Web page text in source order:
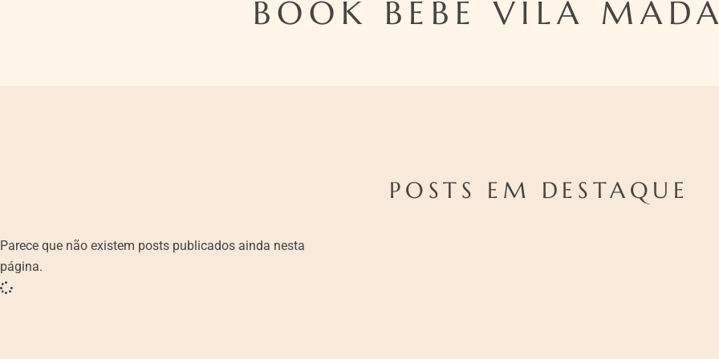
BOOK BEBE VILA
POSTS EM DESTAQUE
Parece que não existem posts publicados ainda nesta
página.